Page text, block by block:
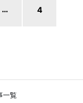
... 4
一覧